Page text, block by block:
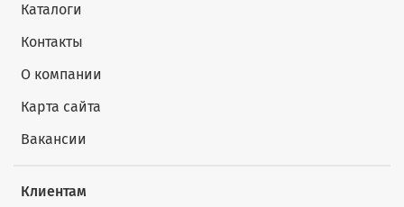
Каталоги
Контакты
О компании
Карта сайта
Вакансии
Клиентам